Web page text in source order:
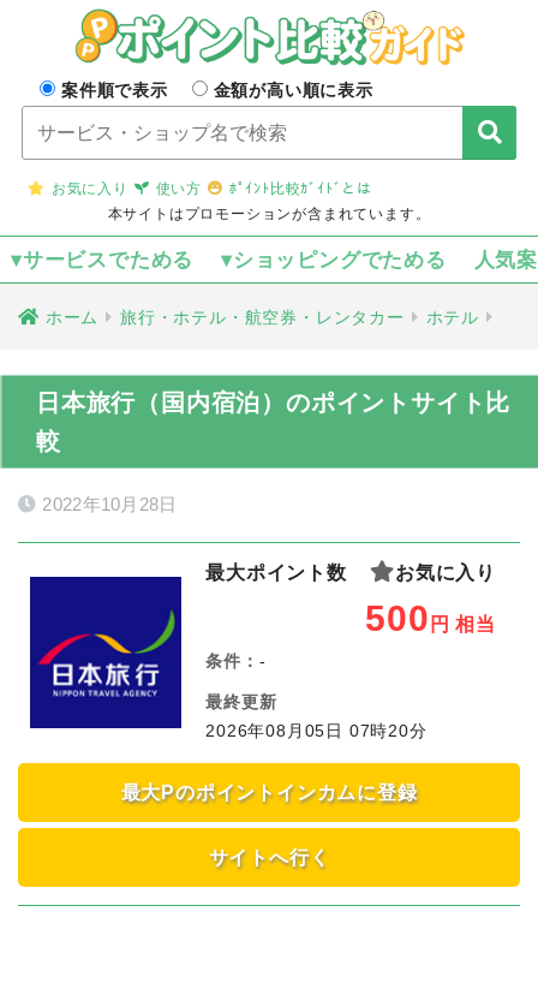
案件順で表示 金額が高い順に表示
お気に入り 使い方
ﾎﾟｲﾝﾄ比較ｶﾞｲﾄﾞとは
本サイトはプロモーションが含まれています。
▾サービスでためる ▾ショッピングでためる 人気
ホーム 旅行・ホテル・航空券・レンタカー ホテル
日本旅行（国内宿泊）のポイントサイト比
較
2022年10月28日
最大ポイント数 お気に入り
500 円 相当
条件： -
最終更新
2026年08月05日 07時20分
最大Pのポイントインカムに登録
サイトへ行く